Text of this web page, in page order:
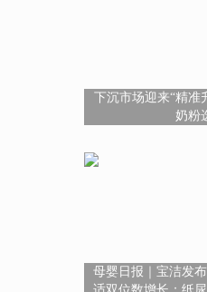
下沉市场迎来“精准
奶粉
母婴日报｜宝洁发